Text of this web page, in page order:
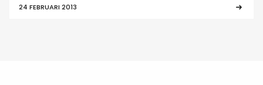
24 FEBRUARI 2013